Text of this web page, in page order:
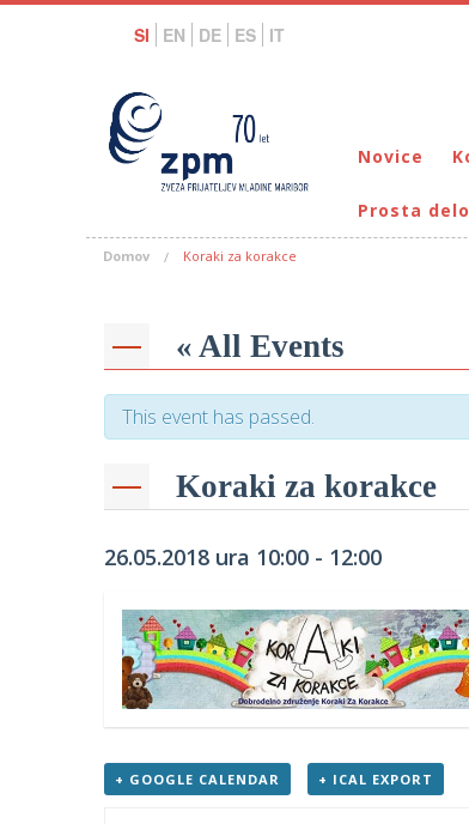
SI EN DE ES IT
Novice
Prosta
Domov Koraki za korakce
« All Events
This event has passed.
Koraki za korakce
26.05.2018 ura 10:00 - 12:00
+ GOOGLE CALENDAR + ICAL EXPORT